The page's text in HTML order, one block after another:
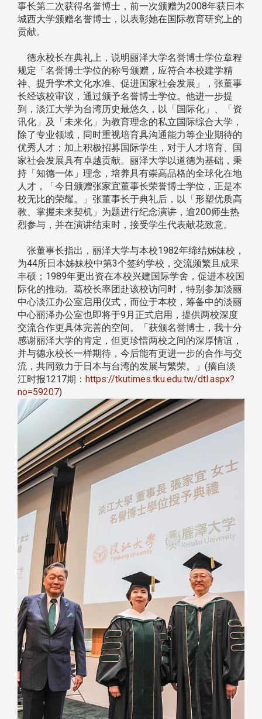
事长第二次获得名誉博士，前一次颁赠为2008年获日本
城西大学颁赠名誉博士，以表彰她在国际教育研究上的
贡献。
德永校长在典礼上，说明丽泽大学名誉博士学位章程
规定「名誉博士学位的称号颁赠，应符合本校建学精
神、提升学术文化水准、促进国家社会发展」，张董事
长经该校审议，通过颁予名誉博士学位。他进一步提
到，淡江大学为台湾历史最悠久，以「国际化」、「资
讯化」及「未来化」为教育理念的私立国际综合大学，
除了专业领域，同时重视培育具沟通能力等企业期待的
优秀人才；加上积极招募国际学生，对于人才培育、国
家社会发展具有卓越贡献。丽泽大学以道德为基础，秉
持「知德一体」理念，培养具有崇高品格的全球化在地
人才，「今日颁赠张家宜董事长荣誉博士学位，正是本
校无比的荣耀。」张董事长于典礼后，以「形塑优质高
教、掌握未来契机」为题进行纪念演讲，逾200师生热
烈参与，并在演讲结束时，接受学生代表献花致意。
张董事长指出，丽泽大学与本校1982年缔结姊妹校，
为44所日本姊妹校中第3个签约学校，交流频繁且成果
丰硕；1989年更出资在本校兴建国际学舍，促进本校国
际化的推动。葛校长率团赴该校访问时，特别参加淡丽
中心淡江办公室启用仪式，而位于本校，筹备中的淡丽
中心丽泽办公室也即将于9月正式启用，提供两校深度
交流合作更具体完善的空间。「获颁名誉博士，我十分
感谢丽泽大学的肯定，但更珍惜两校之间的深厚情谊，
并与德永校长一样期待，今后能有更进一步的合作与交
流，共同致力于日本与台湾的发展与繁荣。」(摘自淡
江时报1217期： https://tkutimes.tku.edu.tw/dtl.aspx?
no=59207)